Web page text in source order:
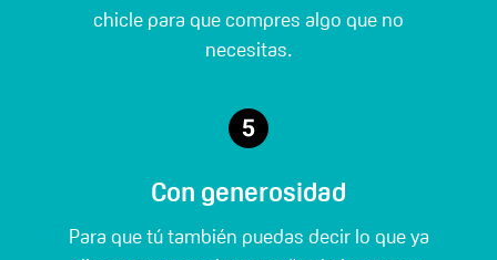
chicle para que compres algo que no
necesitas.
Con generosidad
Para que tú también puedas decir lo que ya